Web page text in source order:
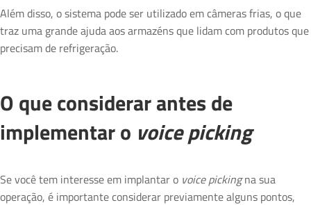
Além disso, o sistema pode ser utilizado em câmeras frias, o que
traz uma grande ajuda aos armazéns que lidam com produtos que
precisam de refrigeração.
O que considerar antes de
implementar o voice picking
Se você tem interesse em implantar o voice pickingna sua
operação, é importante considerar previamente alguns pontos,